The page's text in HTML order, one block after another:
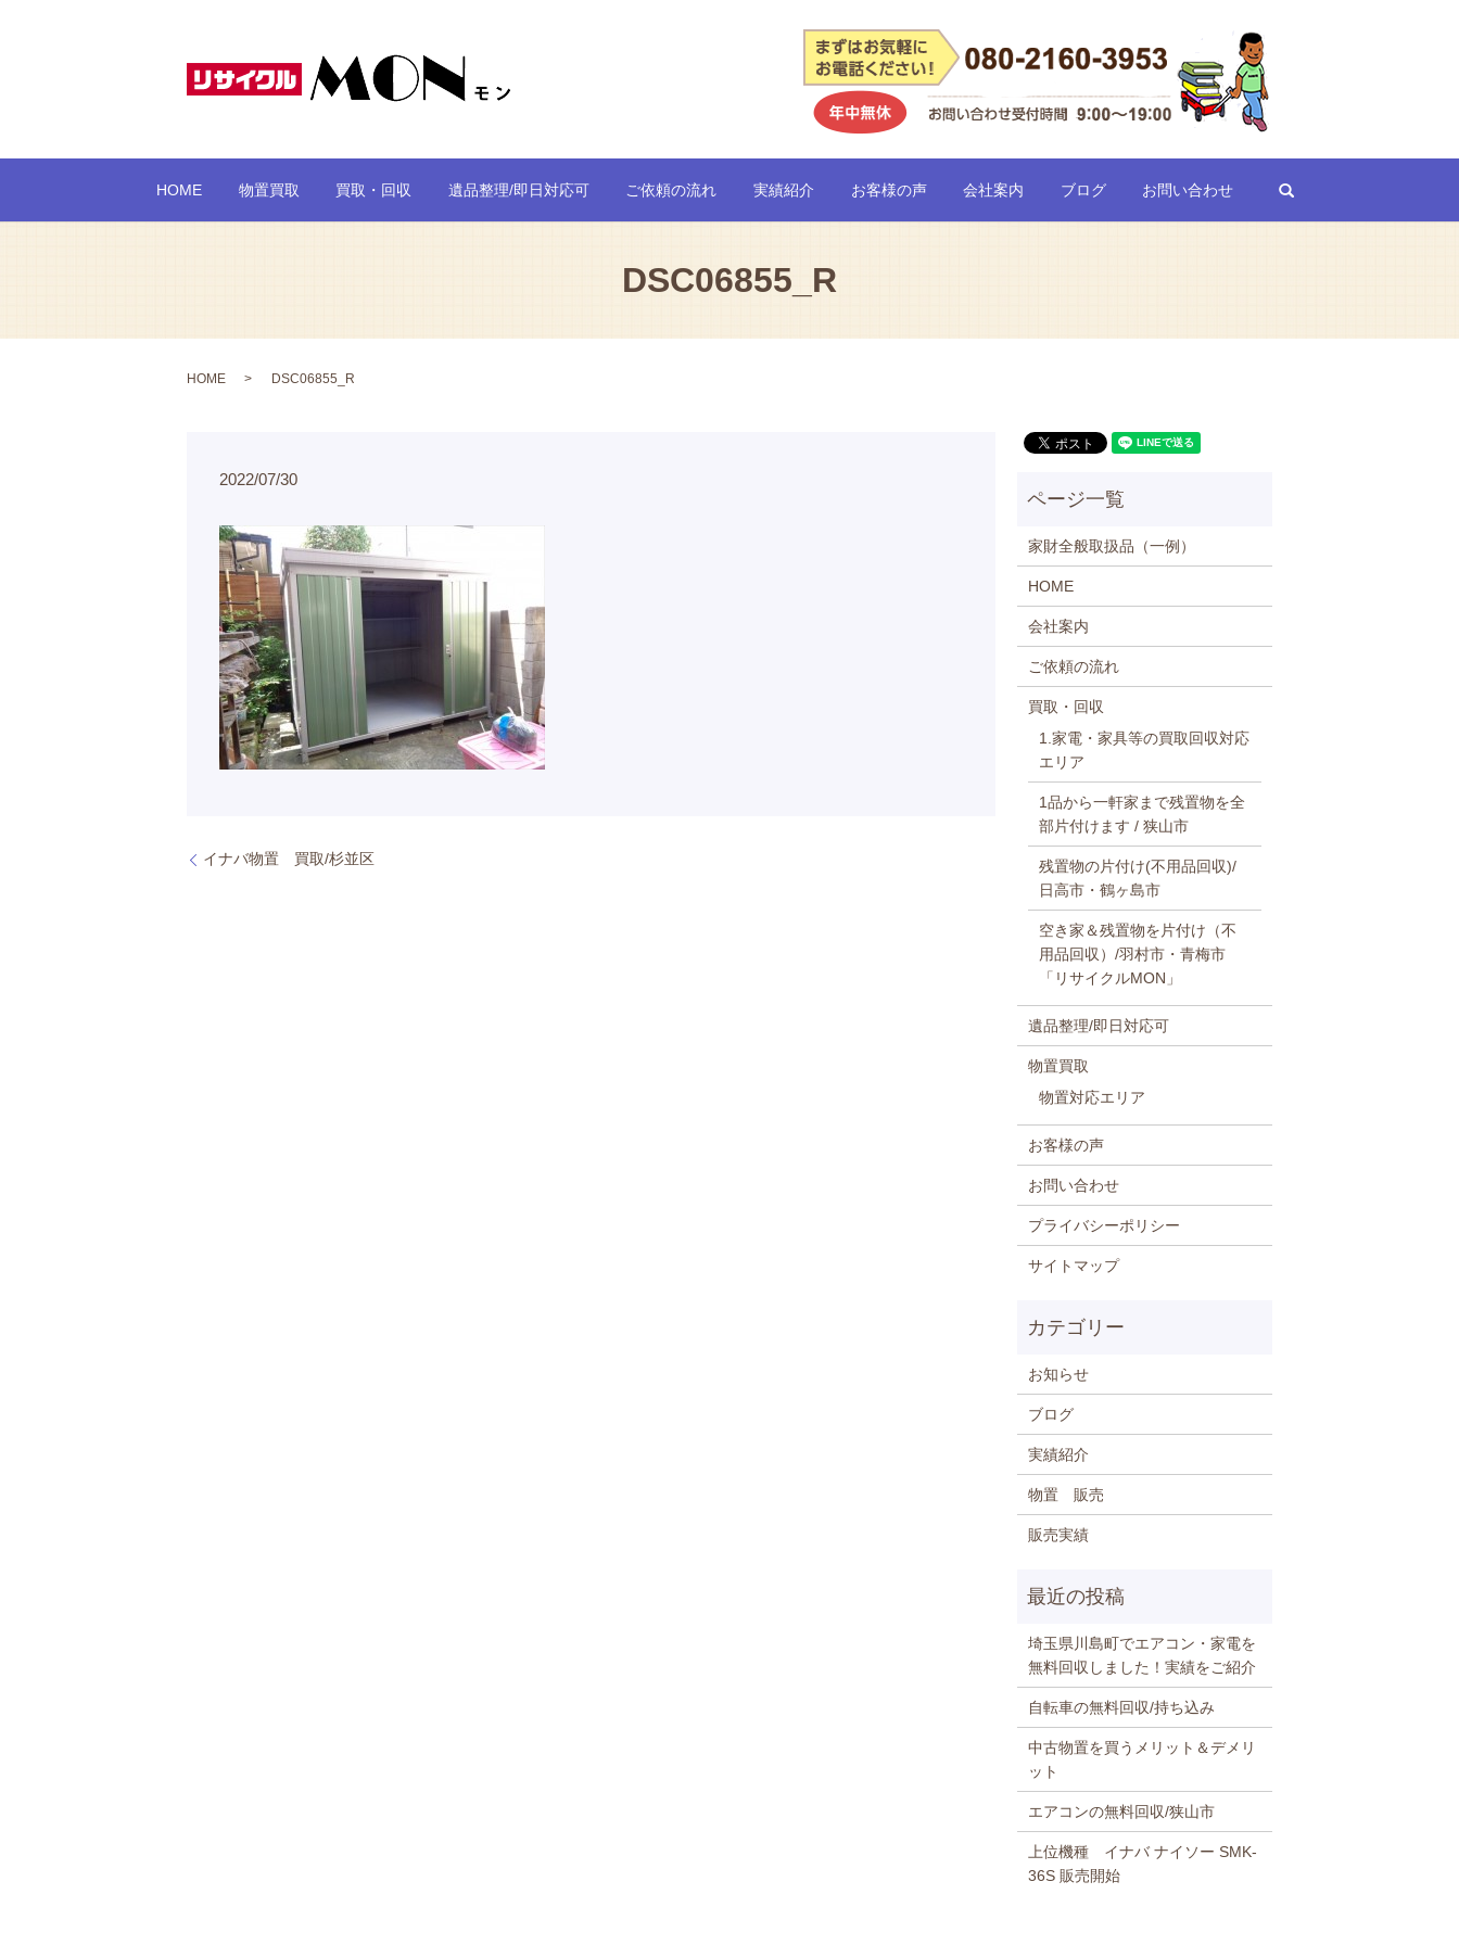
HOME 物置買取 買取・回収 遺品整理/即日対応可 ご依頼の流れ 実績紹介 お客様の声 会社案内 ブログ お問い合わせ
DSC06855_R
HOME DSC06855_R
2022/07/30
イナバ物置 買取/杉並区
家財全般取扱品（一例）
HOME
会社案内
ご依頼の流れ
買取・回収
1.家電・家具等の買取回収対応
エリア
1品から一軒家まで残置物を全
部片付けます / 狭山市
残置物の片付け(不用品回収)/
日高市・鶴ヶ島市
空き家＆残置物を片付け（不
用品回収）/羽村市・青梅市
「リサイクルMON」
遺品整理/即日対応可
物置買取
物置対応エリア
お客様の声
お問い合わせ
プライバシーポリシー
サイトマップ
お知らせ
ブログ
実績紹介
物置 販売
販売実績
埼玉県川島町でエアコン・家電を
無料回収しました！実績をご紹介
自転車の無料回収/持ち込み
中古物置を買うメリット＆デメリ
ット
エアコンの無料回収/狭山市
上位機種 イナバ ナイソー SMK-
36S 販売開始